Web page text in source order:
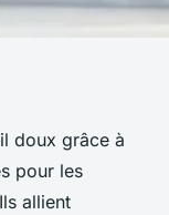
allié
doux grâce à
pour les
allient